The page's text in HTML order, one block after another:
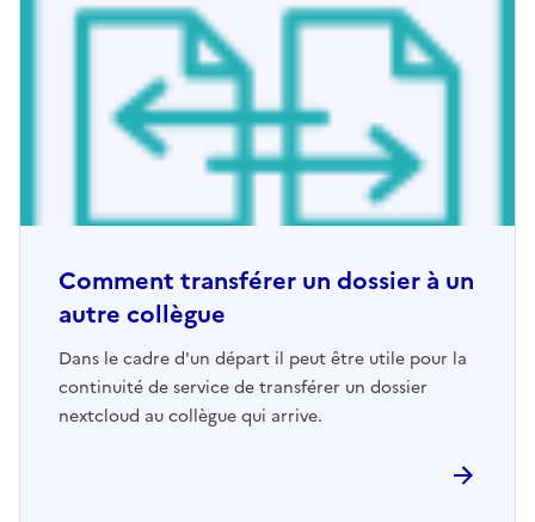
Comment transférer un dossier à un
autre collègue
Dans le cadre d'un départ il peut être utile pour la
continuité de service de transférer un dossier
nextcloud au collègue qui arrive.